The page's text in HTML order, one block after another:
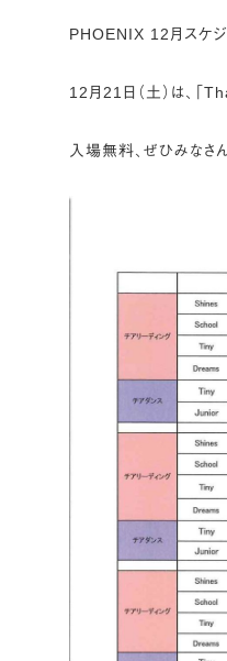
PHOENIX 12月スケジ
12月21日（土）は、「
入場無料、ぜひみなさ